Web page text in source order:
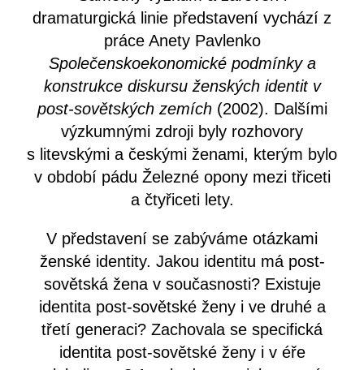
dramaturgická linie představení vychází z
práce Anety Pavlenko
Společenskoekonomické podmínky a
konstrukce diskursu ženských identit v
post-sovětských zemích(2002). Dalšími
výzkumnými zdroji byly rozhovory
s litevskými a českými ženami, kterým bylo
v období pádu Železné opony mezi třiceti
a čtyřiceti lety.
V představení se zabýváme otázkami
ženské identity. Jakou identitu má post-
sovětská žena v současnosti? Existuje
identita post-sovětské ženy i ve druhé a
třetí generaci? Zachovala se specifická
identita post-sovětské ženy i v éře